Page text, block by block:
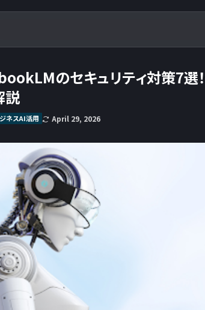
のセキュリティ対策7選
説
ネスAI活用 April 29, 2026